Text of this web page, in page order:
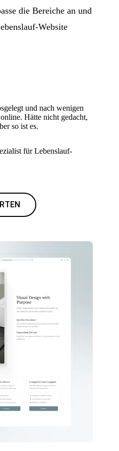
die Bereiche an und
Website
und nach wenigen
Hätte nicht gedacht,
so ist es.
für Lebenslauf-